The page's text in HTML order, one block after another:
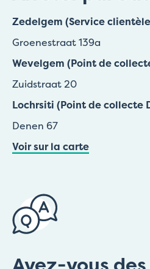
Zedelgem (Service
Groenestraat 139a
Wevelgem (Point de
Zuidstraat 20
Lochrsiti (Point de collecte
Denen 67
Voir sur la carte